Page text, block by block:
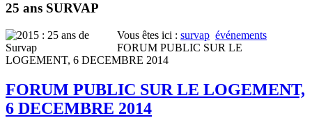
25 ans SURVAP
Vous êtes ici : survap événements
FORUM PUBLIC SUR LE
LOGEMENT, 6 DECEMBRE 2014
FORUM PUBLIC SUR LE LOGEMENT,
6 DECEMBRE 2014